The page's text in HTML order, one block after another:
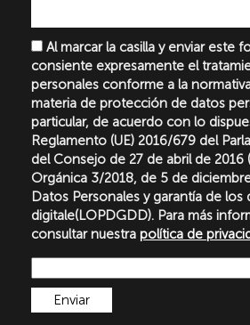
Al marcar la casilla y enviar este
consiente expresamente el
personales conforme a la
materia de protección de datos
particular, de acuerdo con lo
Reglamento (UE) 2016/679 del
del Consejo de 27 de abril de 2016
Orgánica 3/2018, de 5 de
Datos Personales y garantía de los
digitale(LOPDGDD). Para más
consultar nuestra política de